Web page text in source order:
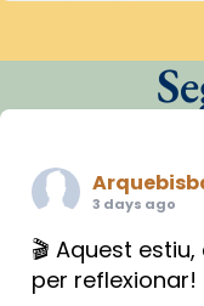
3 days ago
🎬 Aquest
per reflexionar!